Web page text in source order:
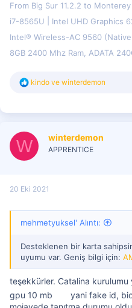
From Big Sur 11.2.2 to
i7-8565U
Intel UHD Graphics
Intel® Wireless-AC 9560
8GB 2400 Mhz Ram, ADATA
T
k
e
r
:
kindo ve winterdemon
W winterdemon
APPRENTICE
20 Eki 2021
mehmetyuksel' Alıntı:
Desteklenen bir karta
uyumu var. Geniş bilgi için:
teşekkürler. Catalina kurulumu
gpu 10 mb
yani fake id,